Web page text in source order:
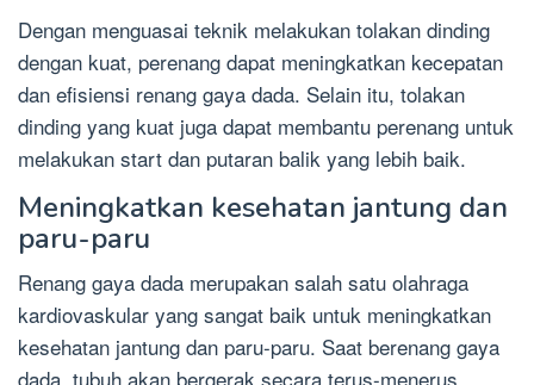
Dengan menguasai teknik melakukan tolakan dinding
dengan kuat, perenang dapat meningkatkan kecepatan
dan efisiensi renang gaya dada. Selain itu, tolakan
dinding yang kuat juga dapat membantu perenang untuk
melakukan start dan putaran balik yang lebih baik.
Meningkatkan kesehatan jantung dan
paru-paru
Renang gaya dada merupakan salah satu olahraga
kardiovaskular yang sangat baik untuk meningkatkan
kesehatan jantung dan paru-paru. Saat berenang gaya
dada, tubuh akan bergerak secara terus-menerus,